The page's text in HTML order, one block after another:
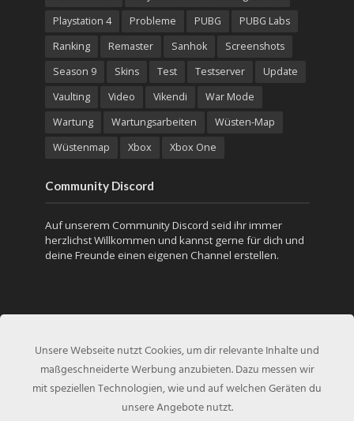
Playstation 4
Probleme PUBG
PUBG Labs
Ranking
Remaster Sanhok
Screenshots
Season 9
Skins Test Testserver
Update
Vaulting
Video Vikendi
War Mode
Wartung
Wartungsarbeiten
Wüsten-Map
Wüstenmap
Xbox Xbox One
Community Discord
Auf unserem Community Discord seid ihr immer
herzlichst Willkommen und kannst gerne für dich und
deine Freunde einen eigenen Channel erstellen.
Unsere Webseite nutzt Cookies, um dir relevante Inhalte und
maßgeschneiderte Werbung anzubieten. Dazu messen wir
mit speziellen Technologien, wie und auf welchen Geräten du
unsere Angebote nutzt.